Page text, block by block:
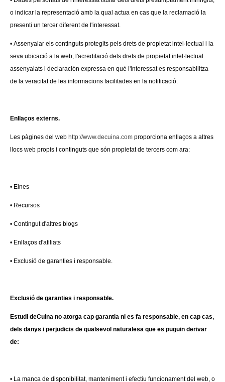
o indicar la representació amb la qual actua en cas que la reclamació la
presenti un tercer diferent de l'interessat.
• Assenyalar els continguts protegits pels drets de propietat intel·lectual i la
seva ubicació a la web, l'acreditació dels drets de propietat intel·lectual
assenyalats i declaración expressa en què l'interessat es responsabilitza
de la veracitat de les informacions facilitades en la notificació.
Enllaços externs.
Les pàgines del web http://www.decuina.com proporciona enllaços a altres
llocs web propis i continguts que són propietat de tercers com ara:
• Eines
• Recursos
• Contingut d'altres blogs
• Enllaços d'afiliats
• Exclusió de garanties i responsable.
Exclusió de garanties i responsable.
Estudi deCuina no atorga cap garantia ni es fa responsable, en cap cas,
dels danys i perjudicis de qualsevol naturalesa que es puguin derivar
de:
• La manca de disponibilitat, manteniment i efectiu funcionament del web, o